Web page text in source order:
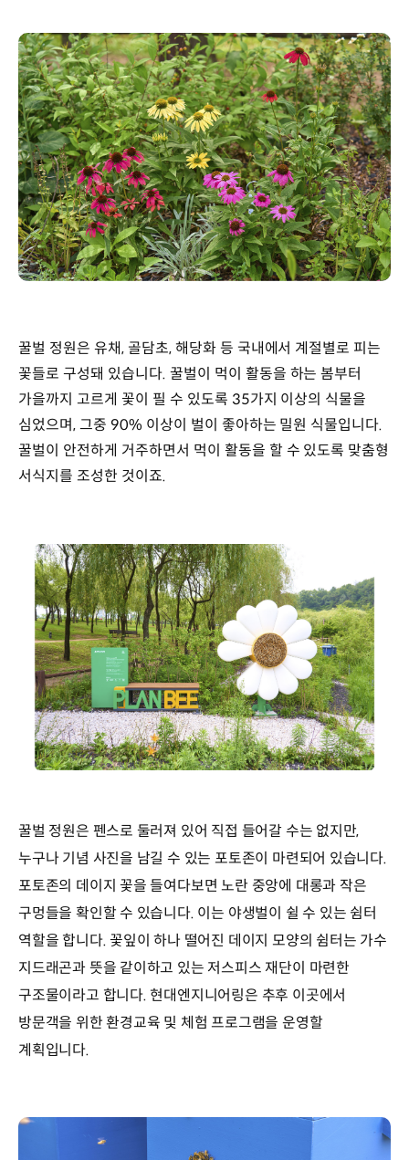
꿀벌 정원은 유채, 골담초, 해당화 등 국내에서 계절별로 피는
꽃들로 구성돼 있습니다. 꿀벌이 먹이 활동을 하는 봄부터
가을까지 고르게 꽃이 필 수 있도록 35가지 이상의 식물을
심었으며, 그중 90% 이상이 벌이 좋아하는 밀원 식물입니다.
꿀벌이 안전하게 거주하면서 먹이 활동을 할 수 있도록 맞춤형
서식지를 조성한 것이죠.
꿀벌 정원은 펜스로 둘러져 있어 직접 들어갈 수는 없지만,
누구나 기념 사진을 남길 수 있는 포토존이 마련되어 있습니다.
포토존의 데이지 꽃을 들여다보면 노란 중앙에 대롱과 작은
구멍들을 확인할 수 있습니다. 이는 야생벌이 쉴 수 있는 쉼터
역할을 합니다. 꽃잎이 하나 떨어진 데이지 모양의 쉼터는 가수
지드래곤과 뜻을 같이하고 있는 저스피스 재단이 마련한
구조물이라고 합니다. 현대엔지니어링은 추후 이곳에서
방문객을 위한 환경교육 및 체험 프로그램을 운영할
계획입니다.